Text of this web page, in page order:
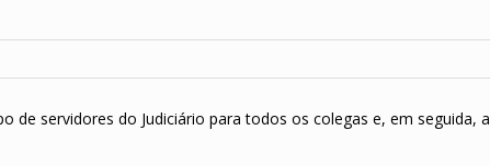
servidores do Judiciário para todos os colegas e, em seguida, a